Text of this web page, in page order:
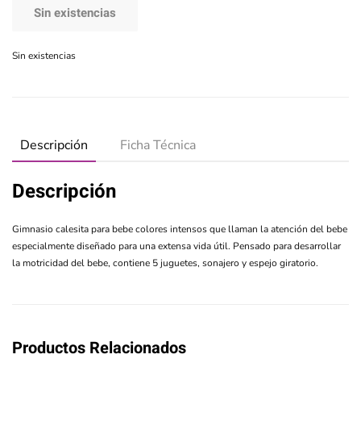
Sin existencias
Sin existencias
Descripción Ficha Técnica
Descripción
Gimnasio calesita para bebe colores intensos que llaman la atención del bebe
especialmente diseñado para una extensa vida útil. Pensado para desarrollar
la motricidad del bebe, contiene 5 juguetes, sonajero y espejo giratorio.
Productos Relacionados